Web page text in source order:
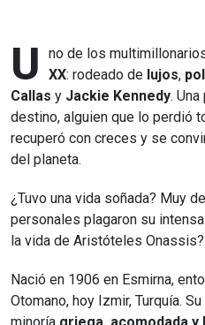
U no de los
XX: rodeado de lujos,
Callas y Jackie Kennedy.
destino, alguien que lo perdió
recuperó con creces y se
del planeta.
¿Tuvo una vida soñada? Muy
personales plagaron su
la vida de Aristóteles Onassis?
Nació en 1906 en Esmirna,
Otomano, hoy Izmir, Turquía.